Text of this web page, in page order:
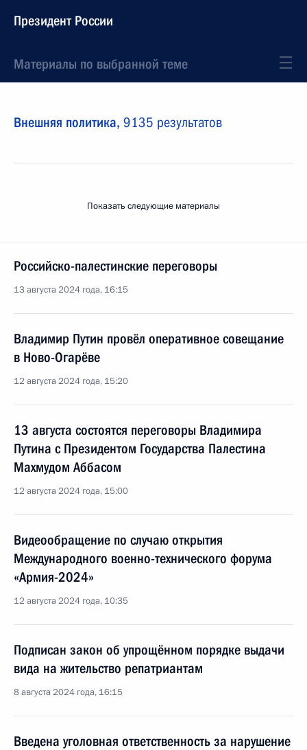
Президент России
Материалы по выбранной теме
Внешняя политика, 9135 результатов
Показать следующие материалы
Российско-палестинские переговоры
13 августа 2024 года, 16:15
Владимир Путин провёл оперативное совещание
в Ново-Огарёве
12 августа 2024 года, 15:20
13 августа состоятся переговоры Владимира
Путина с Президентом Государства Палестина
Махмудом Аббасом
12 августа 2024 года, 15:00
Видеообращение по случаю открытия
Международного военно-технического форума
«Армия-2024»
12 августа 2024 года, 10:35
Подписан закон об упрощённом порядке выдачи
вида на жительство репатриантам
8 августа 2024 года, 16:15
Введена уголовная ответственность за нарушение